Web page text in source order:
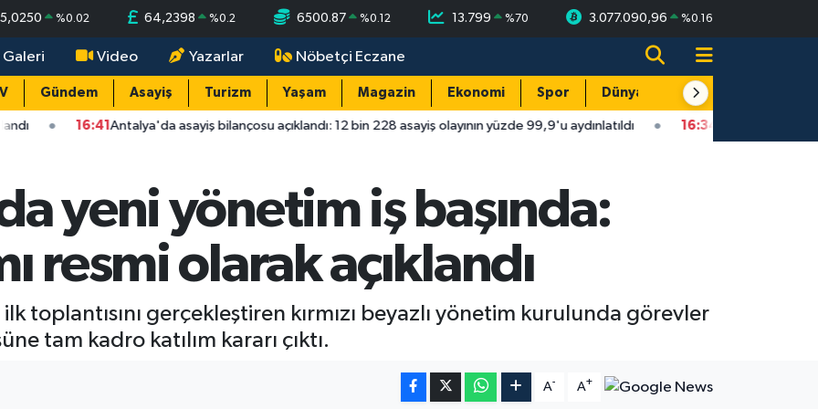
%0.02 64,2398 %0.2 6500.87 %0.12 13.799 %70 3.077.090,96 %0.16
Galeri Video Yazarlar Nöbetçi Eczane
Gündem Asayiş Turizm Yaşam Magazin Ekonomi Spor Dünya Resmi Reklamlar
Antalya'da asayiş bilançosu açıklandı: 12 bin 228 asayiş olayının yüzde 99,9'u aydınlatıldı 16:34Isparta'da faytonu sollayan
yeni yönetim iş başında:
resmi olarak açıklandı
toplantısını gerçekleştiren kırmızı beyazlı yönetim kurulunda görevler
tam kadro katılım kararı çıktı.
A- A+